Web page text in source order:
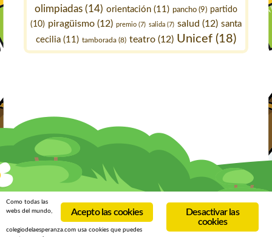
olimpiadas (14) orientación (11) pancho (9) partido
(10) piragüismo (12) premio (7) salida (7) salud (12) santa
cecilia (11) tamborada (8) teatro (12) Unicef (18)
Desactivar las
cookies
Acepto las cookies
Como todas las
webs del mundo,
colegiodelaesperanza.com usa cookies que puedes